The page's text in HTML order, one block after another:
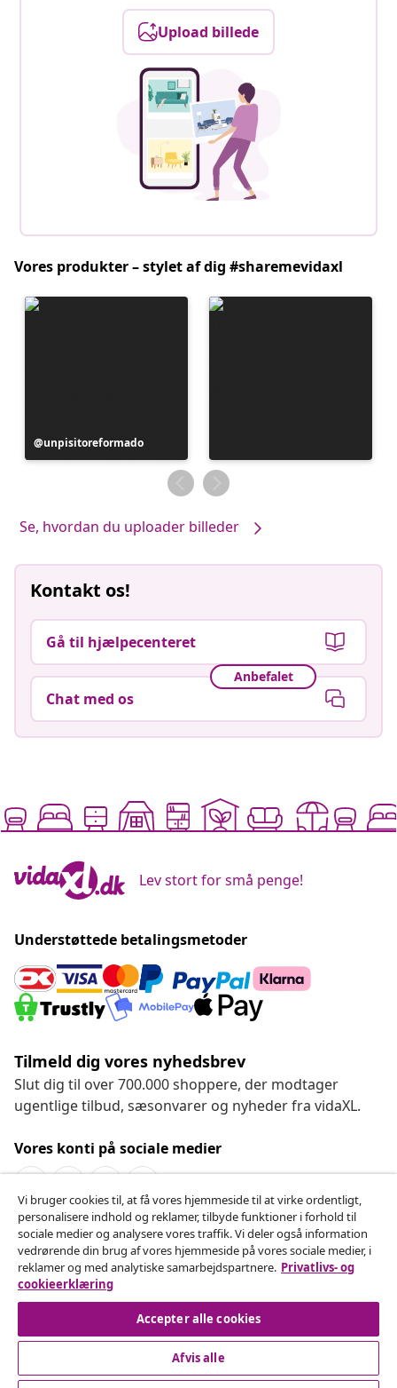
Upload billede
Vores produkter – stylet af dig #sharemevidaxl
Opslag
offentliggjort
unpisitoreformado
Se, hvordan du uploader billeder
Kontakt os!
Gå til hjælpecenteret
Anbefalet
Chat med os
Lev stort for små penge!
Understøttede betalingsmetoder
Tilmeld dig vores nyhedsbrev
Slut dig til over 700.000 shoppere, der modtager
ugentlige tilbud, sæsonvarer og nyheder fra vidaXL.
Vores konti på sociale medier
Fortryd køb
Indsend en anmodning om at fortryde din ordre.
Fortryd køb
Kundeservice
Vi bruger cookies til, at få vores hjemmeside til at virke ordentligt,
personalisere indhold og reklamer, tilbyde funktioner i forhold til
sociale medier og analysere vores traffik. Vi deler også information
vedrørende din brug af vores hjemmeside på vores sociale medier, i
reklamer og med analytiske samarbejdspartnere. Privatlivs- og
cookieerklæring
Accepter alle cookies
Afvis alle